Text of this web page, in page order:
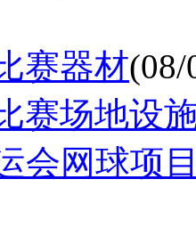
赛器材(08/
赛场地设
会网球项